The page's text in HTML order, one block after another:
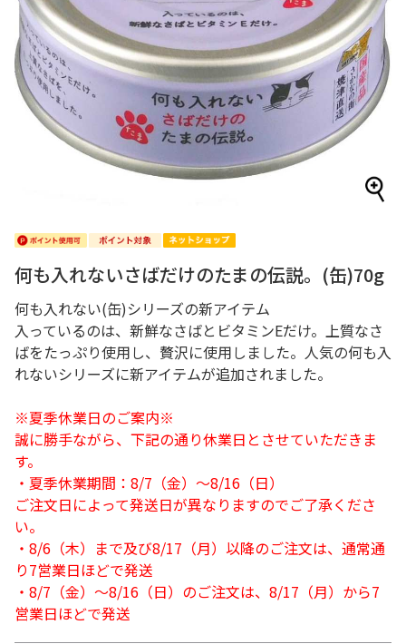
何も入れないさばだけのたまの伝説。(缶)70g
何も入れない(缶)シリーズの新アイテム
入っているのは、新鮮なさばとビタミンEだけ。上質なさ
ばをたっぷり使用し、贅沢に使用しました。人気の何も入
れないシリーズに新アイテムが追加されました。
※夏季休業日のご案内※
誠に勝手ながら、下記の通り休業日とさせていただきま
す。
・夏季休業期間：8/7（金）～8/16（日）
ご注文日によって発送日が異なりますのでご了承くださ
い。
・8/6（木）まで及び8/17（月）以降のご注文は、通常通
り7営業日ほどで発送
・8/7（金）～8/16（日）のご注文は、8/17（月）から7
営業日ほどで発送